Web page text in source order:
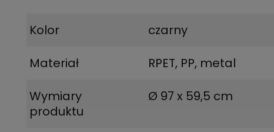
Kolor
czarny
Materiał
RPET, PP, metal
Wymiary
produktu
Ø 97 x 59,5 cm